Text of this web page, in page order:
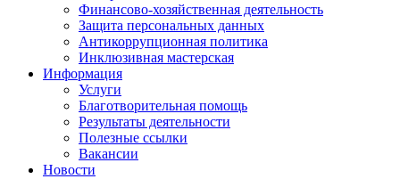
Финансово-хозяйственная деятельность
Защита персональных данных
Антикоррупционная политика
Инклюзивная мастерская
Информация
Услуги
Благотворительная помощь
Результаты деятельности
Полезные ссылки
Вакансии
Новости